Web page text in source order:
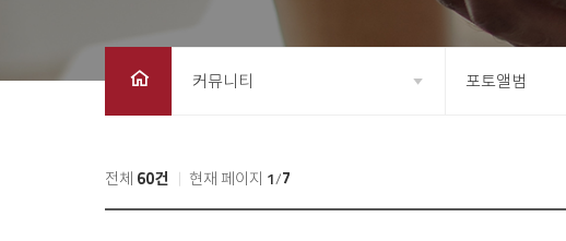
커뮤니티 포토앨범
전체 60건 현재 페이지 1/7